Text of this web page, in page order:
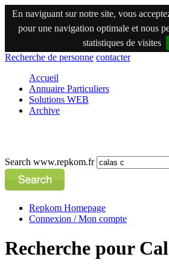
En naviguant sur notre site, vous
pour une navigation optimale et nous
statistiques de visites
Recherche de personne contacter
Accueil
Annuaire Particuliers
Solutions WEB
Archive
Search www.repkom.fr
Repkom Homepage
Connexion / Mon compte
Recherche pour